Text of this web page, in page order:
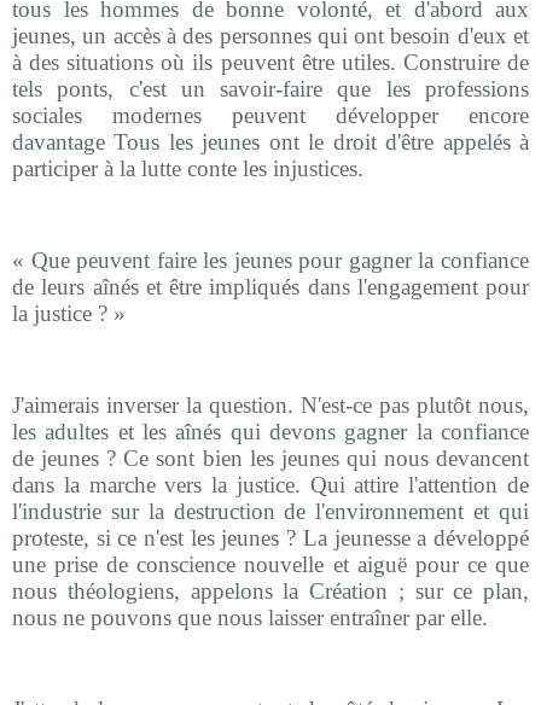
tous les hommes de bonne volonté, et d'abord aux
jeunes, un accès à des personnes qui ont besoin d'eux et
à des situations où ils peuvent être utiles. Construire de
tels ponts, c'est un savoir-faire que les professions
sociales modernes peuvent développer encore
davantage Tous les jeunes ont le droit d'être appelés à
participer à la lutte conte les injustices.
« Que peuvent faire les jeunes pour gagner la confiance
de leurs aînés et être impliqués dans l'engagement pour
la justice ? »
J'aimerais inverser la question. N'est-ce pas plutôt nous,
les adultes et les aînés qui devons gagner la confiance
de jeunes ? Ce sont bien les jeunes qui nous devancent
dans la marche vers la justice. Qui attire l'attention de
l'industrie sur la destruction de l'environnement et qui
proteste, si ce n'est les jeunes ? La jeunesse a développé
une prise de conscience nouvelle et aiguë pour ce que
nous théologiens, appelons la Création ; sur ce plan,
nous ne pouvons que nous laisser entraîner par elle.